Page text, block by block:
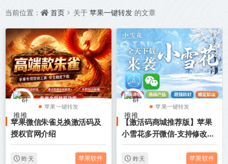
就换款，我承诺-我做到
当前位置： 首页 关于 苹果一键转发 的文章
苹果一键转发
苹果TF微信多开
苹果微信朱雀兑换激活码及
授权官网介绍
昨天 苹果软件
苹果一键转发
苹果TF微信多开
【激活码商城推荐版】苹果
小雪花多开微信-支持修改文
字修改内容
昨天 苹果软件